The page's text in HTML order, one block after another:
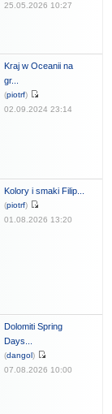
25.05.2026 10:27
Kraj w Oceanii na
gr...
(piotrf)
02.09.2024 23:14
Kolory i smaki Filip...
(piotrf)
01.08.2026 13:20
Dolomiti Spring
Days...
(dangol)
07.08.2026 10:00